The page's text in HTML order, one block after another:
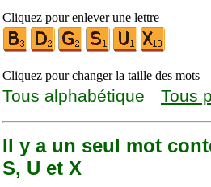
Cliquez pour enlever une lettre
Cliquez pour changer la taille des mots
Tous alphabétique Tous
Il y a un seul mot
S, U et X